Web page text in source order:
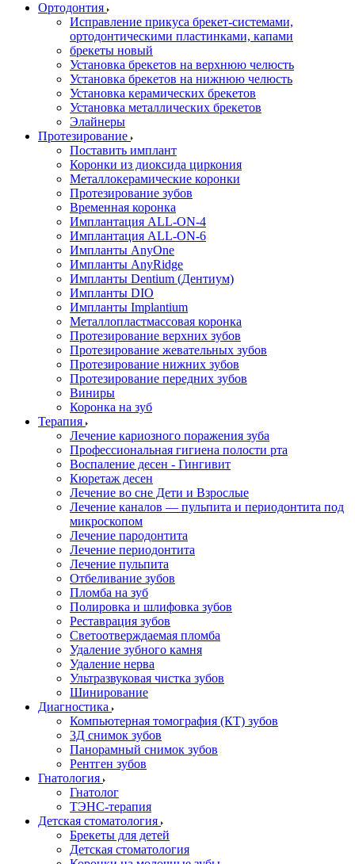
Ортодонтия
Исправление прикуса брекет-системами,
ортодонтическими пластинками, капами
брекеты новый
Установка брекетов на верхнюю челюсть
Установка брекетов на нижнюю челюсть
Установка керамических брекетов
Установка металлических брекетов
Элайнеры
Протезирование
Поставить имплант
Коронки из диоксида циркония
Металлокерамические коронки
Протезирование зубов
Временная коронка
Имплантация ALL-ON-4
Имплантация ALL-ON-6
Импланты AnyOne
Импланты AnyRidge
Импланты Dentium (Дентиум)
Импланты DIO
Импланты Implantium
Металлопластмассовая коронка
Протезирование верхних зубов
Протезирование жевательных зубов
Протезирование нижних зубов
Протезирование передних зубов
Виниры
Коронка на зуб
Терапия
Лечение кариозного поражения зуба
Профессиональная гигиена полости рта
Воспаление десен - Гингивит
Кюретаж десен
Лечение во сне Дети и Взрослые
Лечение каналов — пульпита и периодонтита под
микроскопом
Лечение пародонтита
Лечение периодонтита
Лечение пульпита
Отбеливание зубов
Пломба на зуб
Полировка и шлифовка зубов
Реставрация зубов
Светоотверждаемая пломба
Удаление зубного камня
Удаление нерва
Ультразвуковая чистка зубов
Шинирование
Диагностика
Компьютерная томография (КТ) зубов
3Д снимок зубов
Панорамный снимок зубов
Рентген зубов
Гнатология
Гнатолог
ТЭНС-терапия
Детская стоматология
Брекеты для детей
Детская стоматология